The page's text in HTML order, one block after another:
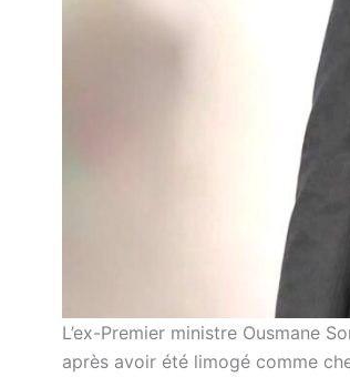
L’ex-Premier ministre Ousmane
après avoir été limogé comme